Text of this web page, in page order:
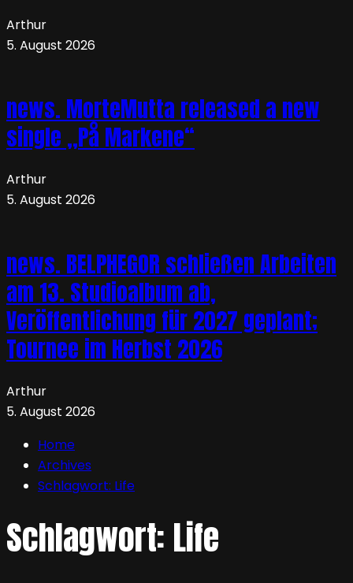
Arthur
5. August 2026
news. MorteMutta released a new
single „På Markene“
Arthur
5. August 2026
news. BELPHEGOR schließen Arbeiten
am 13. Studioalbum ab,
Veröffentlichung für 2027 geplant;
Tournee im Herbst 2026
Arthur
5. August 2026
Home
Archives
Schlagwort: Life
Schlagwort: Life